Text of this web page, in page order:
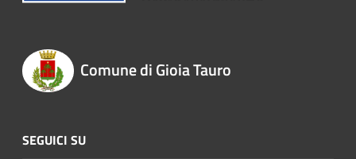
Comune di Gioia Tauro
SEGUICI SU